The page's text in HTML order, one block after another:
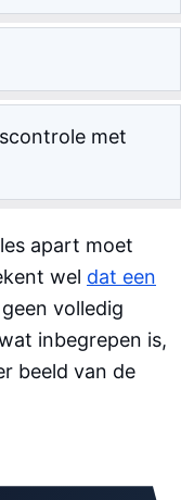
met
apart moet
wel dat een
volledig
inbegrepen is,
beeld van de